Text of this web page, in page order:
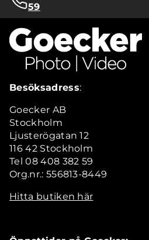
59
Besöksadress:
Goecker AB
Stockholm
Ljusterögatan 12
116 42 Stockholm
Tel 08 408 382 59
Org.nr.: 556813-8449
Hitta butiken här